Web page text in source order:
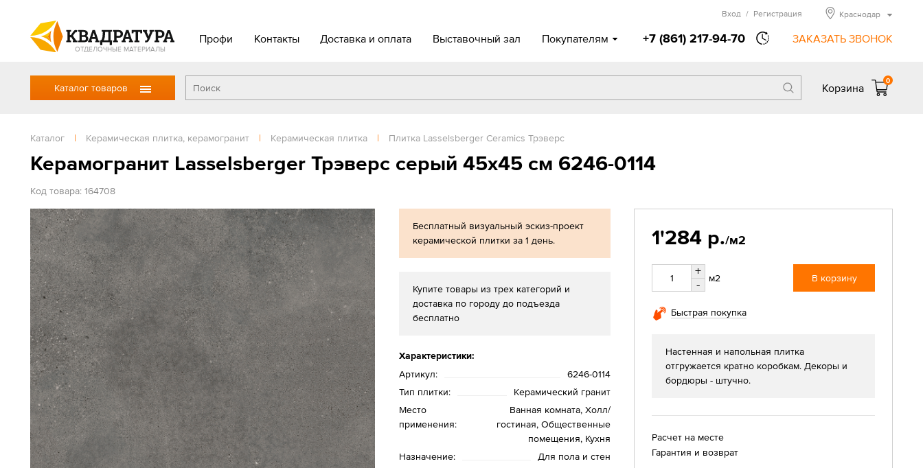
ОТДЕЛОЧНЫЕ МАТЕРИАЛЫ
Профи Контакты Доставка и оплата Выставочный зал Покупателям +7 (861) 217-94-70 ЗАКАЗАТЬ ЗВОНОК
Вход / Регистрация Краснодар
Каталог товаров Корзина
0
Каталог | Керамическая плитка, керамогранит | Керамическая плитка | Плитка Lasselsberger Ceramics Трэверс
Керамогранит Lasselsberger Трэверс серый 45x45 см 6246-0114
Код товара: 164708
Бесплатный визуальный эскиз-проект
керамической плитки за 1 день.
Купите товары из трех категорий и
доставка по городу до подъезда
бесплатно
Характеристики:
Артикул:
6246-0114
Тип плитки:
Керамический гранит
Место
применения:
Ванная комната, Холл/
гостиная, Общественные
помещения, Кухня
Назначение:
Для пола и стен
1'284 р./м2
+
-
м2 В корзину
Быстрая покупка
Настенная и напольная плитка
отгружается кратно коробкам. Декоры и
бордюры - штучно.
Расчет на месте
Гарантия и возврат